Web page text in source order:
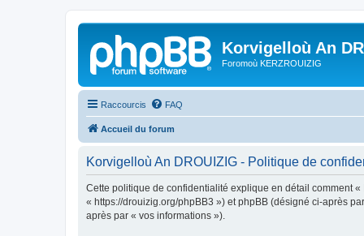
Korvigelloù An
Foromoù KERZROUIZIG
Raccourcis FAQ
Accueil du forum
Korvigelloù An DROUIZIG - Politique de
Cette politique de confidentialité explique en détail comment
« https://drouizig.org/phpBB3 ») et phpBB (désigné ci-après
après par « vos informations »).